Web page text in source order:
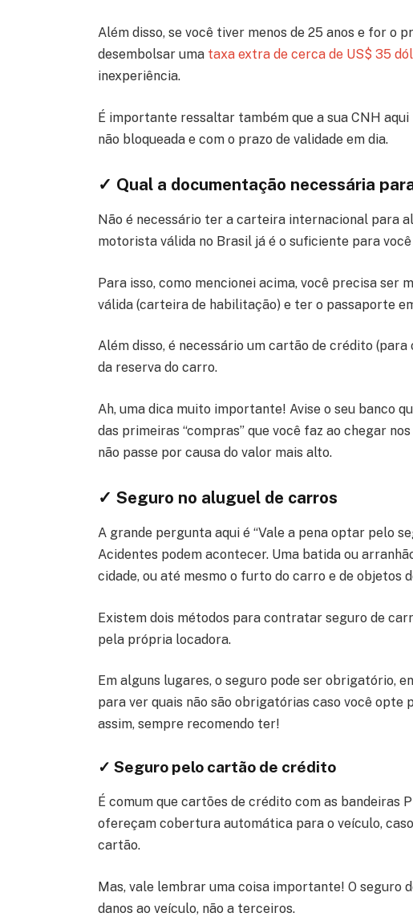
Além disso, se você tiver menos de 25 anos e for o
desembolsar uma taxa extra de cerca de US$ 35
inexperiência.
É importante ressaltar também que a sua CNH
não bloqueada e com o prazo de validade em dia.
✓ Qual a documentação necessária
Não é necessário ter a carteira internacional para
motorista válida no Brasil já é o suficiente para
Para isso, como mencionei acima, você precisa ser
válida (carteira de habilitação) e ter o passaporte
Além disso, é necessário um cartão de crédito
da reserva do carro.
Ah, uma dica muito importante! Avise o seu banco
das primeiras “compras” que você faz ao chegar
não passe por causa do valor mais alto.
✓ Seguro no aluguel de carros
A grande pergunta aqui é “Vale a pena optar pelo
Acidentes podem acontecer. Uma batida ou
cidade, ou até mesmo o furto do carro e de objetos
Existem dois métodos para contratar seguro de
pela própria locadora.
Em alguns lugares, o seguro pode ser obrigatório,
para ver quais não são obrigatórias caso você opte
assim, sempre recomendo ter!
✓ Seguro pelo cartão de crédito
É comum que cartões de crédito com as bandeiras
ofereçam cobertura automática para o veículo,
cartão.
Mas, vale lembrar uma coisa importante! O seguro
danos ao veículo, não a terceiros.